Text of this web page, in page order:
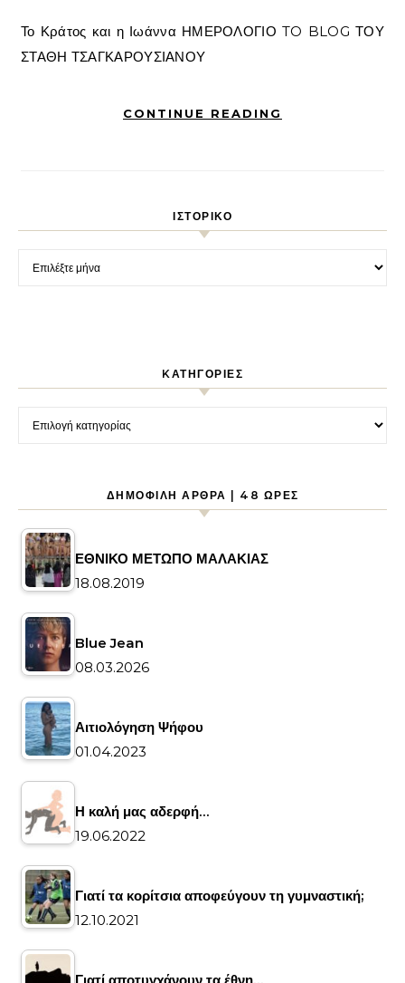
Το Κράτος και η Ιωάννα ΗΜΕΡΟΛΟΓΙΟ TO BLOG ΤΟΥ
ΣΤΑΘΗ ΤΣΑΓΚΑΡΟΥΣΙΑΝΟΥ
CONTINUE READING
ΙΣΤΟΡΙΚΌ
Ιστορικό
KΑΤΗΓΟΡΊΕΣ
Kατηγορίες
ΔΗΜΟΦΙΛΉ ΆΡΘΡΑ | 48 ΏΡΕΣ
ΕΘΝΙΚΟ ΜΕΤΩΠΟ ΜΑΛΑΚΙΑΣ
18.08.2019
Blue Jean
08.03.2026
Αιτιολόγηση Ψήφου
01.04.2023
Η καλή μας αδερφή…
19.06.2022
Γιατί τα κορίτσια αποφεύγουν τη γυμναστική;
12.10.2021